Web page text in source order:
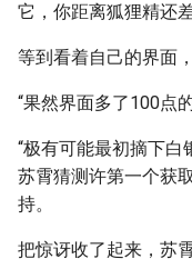
它，你距离狐狸精还
等到看着自己的界面
“果然界面多了100点
“极有可能最初摘下白
苏霄猜测许第一个获
持。
把惊讶收了起来，苏